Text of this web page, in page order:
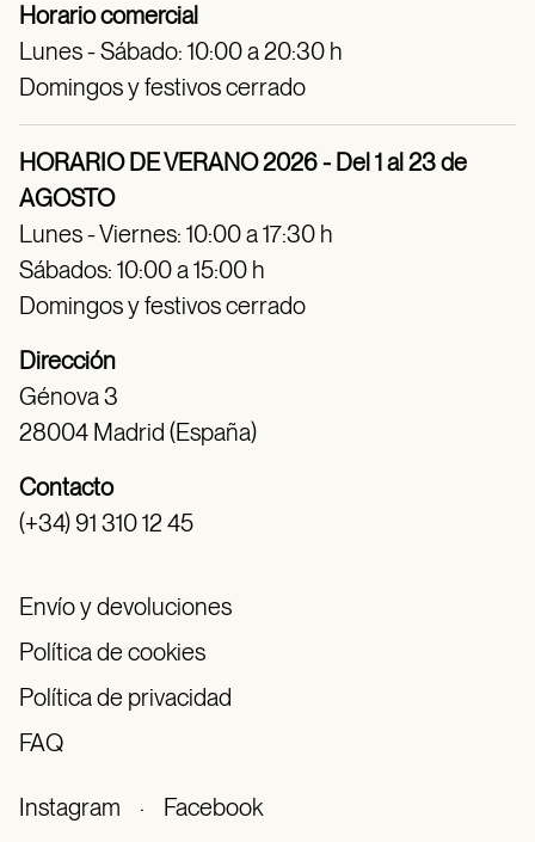
Horario comercial
Lunes - Sábado: 10:00 a 20:30 h
Domingos y festivos cerrado
HORARIO DE VERANO 2026 - Del 1 al 23 de
AGOSTO
Lunes - Viernes: 10:00 a 17:30 h
Sábados: 10:00 a 15:00 h
Domingos y festivos cerrado
Dirección
Génova 3
28004 Madrid (España)
Contacto
(+34) 91 310 12 45
Envío y devoluciones
Política de cookies
Política de privacidad
FAQ
Instagram · Facebook